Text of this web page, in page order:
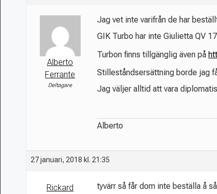
Alberto
Ferrante
Deltagare
Jag vet inte varifrån de har
GIK Turbo har inte Giulietta QV
Turbon finns tillgänglig även på
Stilleståndsersättning borde jag
Jag väljer alltid att vara
Alberto
27 januari, 2018 kl. 21:35
Rickard
tyvärr så får dom inte beställa å